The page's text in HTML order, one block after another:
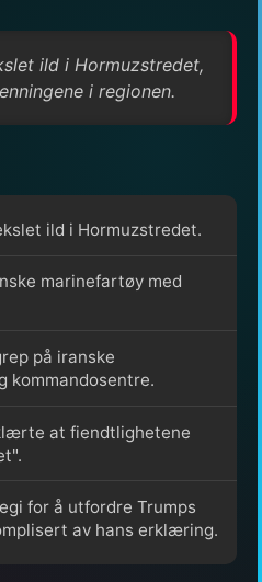
ild i Hormuzstredet,
i regionen.
ild i Hormuzstredet.
marinefartøy med
på iranske
kommandosentre.
at fiendtlighetene
for å utfordre Trumps
av hans erklæring.